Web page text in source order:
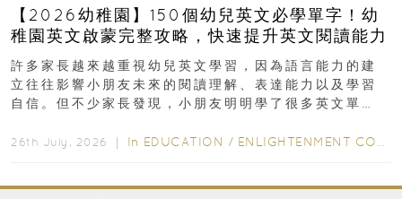
【2026幼稚園】150個幼兒英文必學單字！幼
稚園英文啟蒙完整攻略，快速提升英文閱讀能力
許多家長越來越重視幼兒英文學習，因為語言能力的建
立往往影響小朋友未來的閱讀理解、表達能力以及學習
自信。但不少家長發現，小朋友明明學了很多英文單
26th July, 2026 ｜ In EDUCATION / ENLIGHTENMENT CORNER